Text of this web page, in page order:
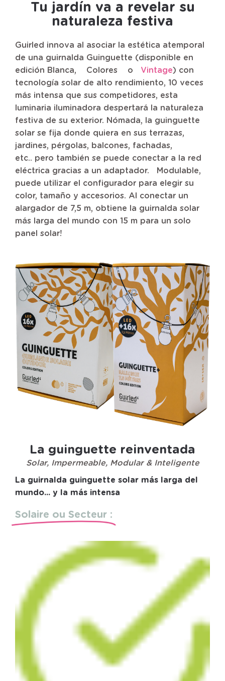
Tu jardín va a revelar su
naturaleza festiva
Guirled innova al asociar la estética atemporal
de una guirnalda Guinguette (disponible en
edición Blanca, Colores o Vintage) con
tecnología solar de alto rendimiento, 10 veces
más intensa que sus competidores, esta
luminaria iluminadora despertará la naturaleza
festiva de su exterior. Nómada, la guinguette
solar se fija donde quiera en sus terrazas,
jardines, pérgolas, balcones, fachadas,
etc.. pero también se puede conectar a la red
eléctrica gracias a un adaptador. Modulable,
puede utilizar el configurador para elegir su
color, tamaño y accesorios. Al conectar un
alargador de 7,5 m, obtiene la guirnalda solar
más larga del mundo con 15 m para un solo
panel solar!
La guinguette reinventada
Solar, Impermeable, Modular & Inteligente
La guirnalda guinguette solar más larga del
mundo... y la más intensa
Solaire ou Secteur :